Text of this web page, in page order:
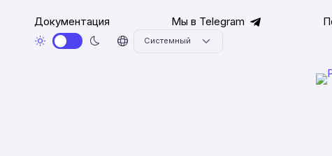
Документация Мы в Telegram